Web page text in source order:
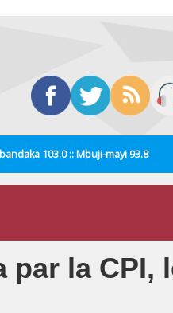
103.0 :: Mbuji-mayi 93.8
par la CPI,